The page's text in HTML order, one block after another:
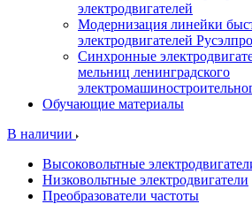
электродвигателей
Модернизация линейки
электродвигателей
Синхронные
мельниц ленинградского
Обучающие материалы
В наличии
Высоковольтные
Низковольтные электродвигатели
Преобразователи частоты